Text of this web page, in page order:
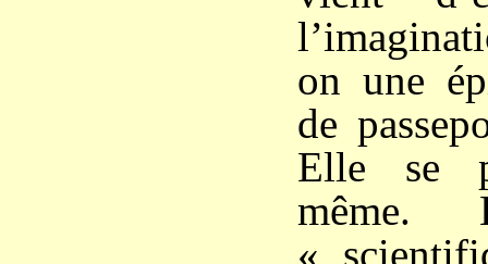
on une
de
Elle se
même.
«